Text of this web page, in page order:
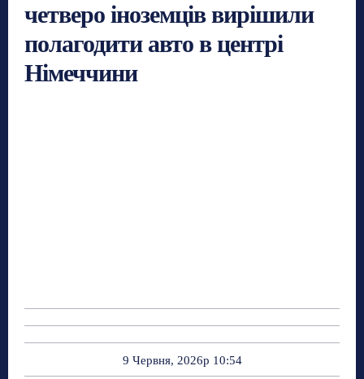
четверо іноземців вирішили
полагодити авто в центрі
Німеччини
9 Червня, 2026р 10:54